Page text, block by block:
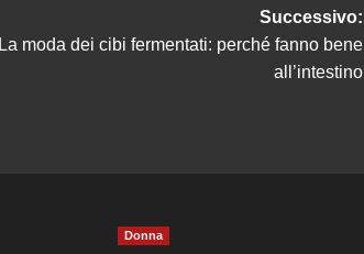
Successivo:
La moda dei cibi fermentati: perché fanno bene
all’intestino
Donna